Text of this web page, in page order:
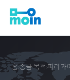
홈›송금 목적 ›파라과